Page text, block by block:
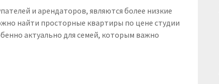
и арендаторов, являются более низкие
найти просторные квартиры по цене студии
актуально для семей, которым важно